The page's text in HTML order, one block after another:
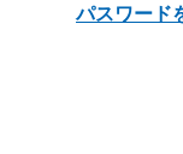
パスワード